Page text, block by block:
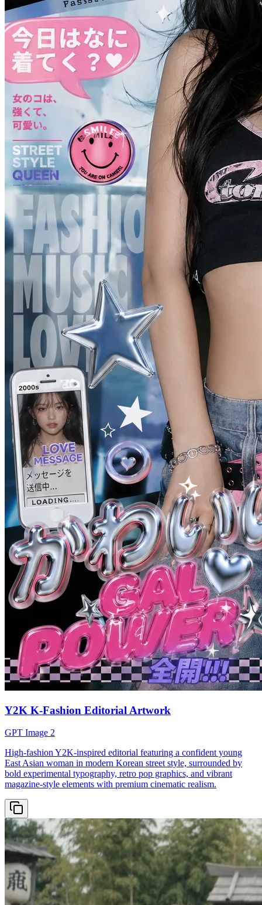
Y2K K-Fashion Editorial Artwork
GPT Image 2
High-fashion Y2K-inspired editorial featuring a confident young
East Asian woman in modern Korean street style, surrounded by
bold experimental typography, retro pop graphics, and vibrant
magazine-style elements with premium cinematic realism.